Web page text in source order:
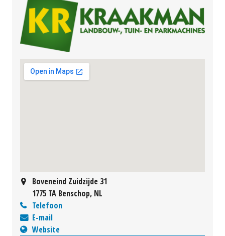
Boveneind Zuidzijde 31
1775 TA Benschop, NL
Telefoon
E-mail
Website